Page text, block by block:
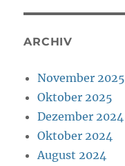
ARCHIV
November 2025
Oktober 2025
Dezember 2024
Oktober 2024
August 2024